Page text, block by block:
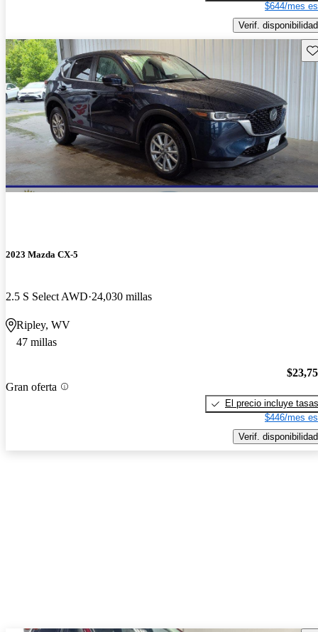
$644/mes
Verif. disponibilidad
2023 Mazda CX-5
2.5 S Select AWD 24,030 millas
Ripley, WV
47 millas
Gran oferta
El precio incluye tasas
$446/mes
Verif. disponibilidad